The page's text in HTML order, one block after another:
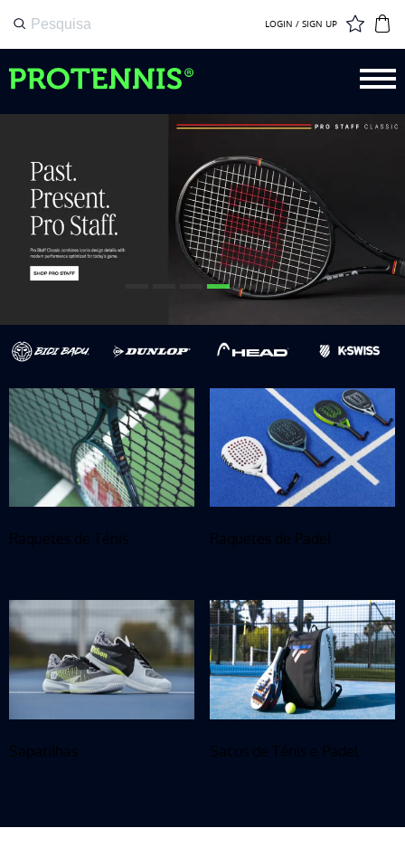
LOGIN / SIGN UP
Raquetes de Ténis Raquetes de Padel
Sapatilhas Sacos de Ténis e Padel